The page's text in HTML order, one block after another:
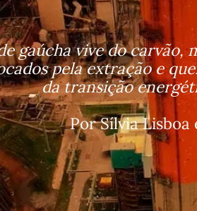
gaúcha vive do
pela extração e
da transição
Por Sílvia Lisboa